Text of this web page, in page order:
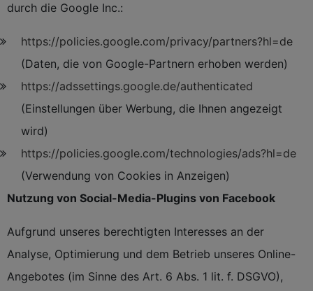
durch die Google Inc.:
https://policies.google.com/privacy/partners?hl=de
(Daten, die von Google-Partnern erhoben werden)
https://adssettings.google.de/authenticated
(Einstellungen über Werbung, die Ihnen angezeigt
wird)
https://policies.google.com/technologies/ads?hl=de
(Verwendung von Cookies in Anzeigen)
Nutzung von Social-Media-Plugins von Facebook
Aufgrund unseres berechtigten Interesses an der
Analyse, Optimierung und dem Betrieb unseres Online-
Angebotes (im Sinne des Art. 6 Abs. 1 lit. f. DSGVO),